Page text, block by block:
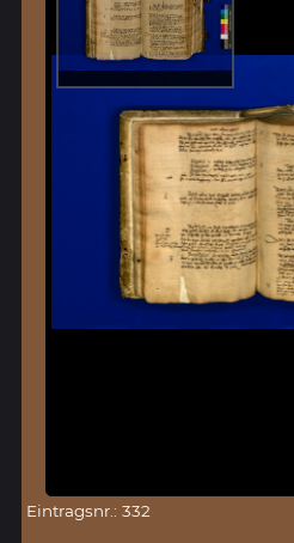
Eintragsnr.: 332